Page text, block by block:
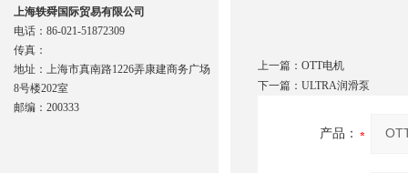
上一篇： OTT电机
下一篇： ULTRA润滑泵
产品：
上海轶舜国际贸易有限公司
电话：86-021-51872309
传真：
地址：上海市真南路1226弄康建商务广场
8号楼202室
邮编：200333